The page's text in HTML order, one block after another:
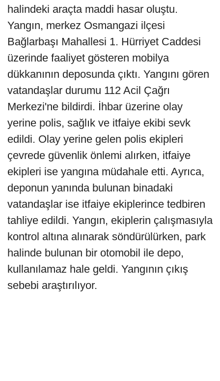
halindeki araçta maddi hasar oluştu.
Yangın, merkez Osmangazi ilçesi
Bağlarbaşı Mahallesi 1. Hürriyet Caddesi
üzerinde faaliyet gösteren mobilya
dükkanının deposunda çıktı. Yangını gören
vatandaşlar durumu 112 Acil Çağrı
Merkezi'ne bildirdi. İhbar üzerine olay
yerine polis, sağlık ve itfaiye ekibi sevk
edildi. Olay yerine gelen polis ekipleri
çevrede güvenlik önlemi alırken, itfaiye
ekipleri ise yangına müdahale etti. Ayrıca,
deponun yanında bulunan binadaki
vatandaşlar ise itfaiye ekiplerince tedbiren
tahliye edildi. Yangın, ekiplerin çalışmasıyla
kontrol altına alınarak söndürülürken, park
halinde bulunan bir otomobil ile depo,
kullanılamaz hale geldi. Yangının çıkış
sebebi araştırılıyor.